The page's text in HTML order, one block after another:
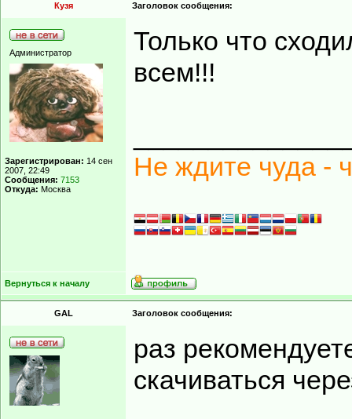
Кузя Заголовок сообщения:
Администратор
Зарегистрирован: 14 сен
2007, 22:49
Сообщения: 7153
Откуда: Москва
Только что
всем!!!
Не ждите чуда -
Вернуться к началу
GAL Заголовок сообщения:
раз
скачиваться